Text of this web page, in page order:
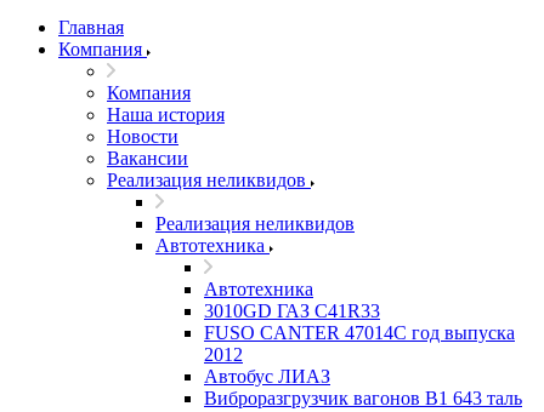
Главная
Компания
Компания
Наша история
Новости
Вакансии
Реализация неликвидов
Реализация неликвидов
Автотехника
Автотехника
3010GD ГАЗ С41R33
FUSO CANTER 47014C год выпуска
2012
Автобус ЛИАЗ
Виброразгрузчик вагонов В1 643 таль